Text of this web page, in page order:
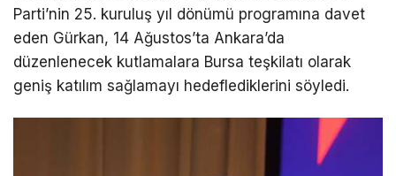
Parti’nin 25. kuruluş yıl dönümü programına davet
eden Gürkan, 14 Ağustos’ta Ankara’da
düzenlenecek kutlamalara Bursa teşkilatı olarak
geniş katılım sağlamayı hedeflediklerini söyledi.